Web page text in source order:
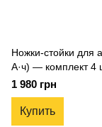
Ножки-стойки для
А·ч) — комплект 4
1 980 грн
Купить